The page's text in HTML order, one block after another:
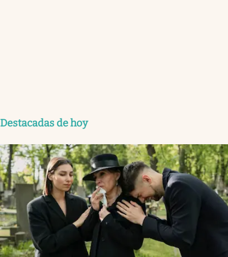
Destacadas de hoy